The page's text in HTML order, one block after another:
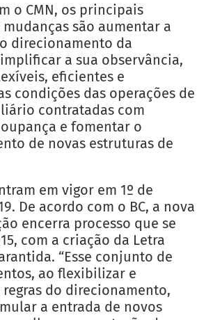
o CMN, os principais
são aumentar a
direcionamento da
a sua observância,
eficientes e
condições das operações de
contratadas com
e fomentar o
de novas estruturas de
em vigor em 1º de
De acordo com o BC, a nova
encerra processo que se
com a criação da Letra
“Esse conjunto de
ao flexibilizar e
do direcionamento,
a entrada de novos